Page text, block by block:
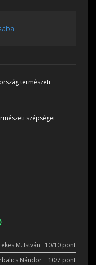
természeti
szépségei
M. István
10/10 pont
Nándor
10/7 pont